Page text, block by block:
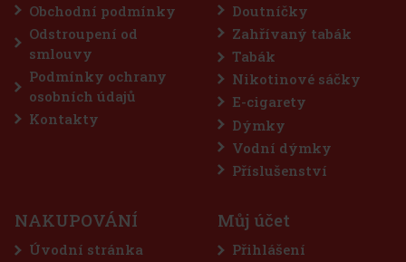
62 Kč bez DPH 75 Kč
Obchodní podmínky
Odstroupení od
smlouvy
Podmínky ochrany
osobních údajů
Kontakty
Doutníčky
Zahřívaný tabák
Tabák
Nikotinové sáčky
E-cigarety
Dýmky
Vodní dýmky
Příslušenství
NAKUPOVÁNÍ
Úvodní stránka
Můj účet
Přihlášení